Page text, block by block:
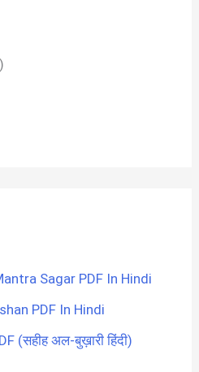
Sagar PDF In Hindi
PDF In Hindi
(सहीह अल-बुख़ारी हिंदी)